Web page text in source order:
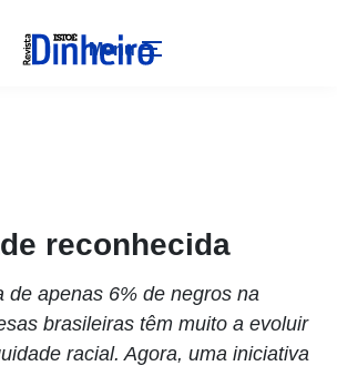
Menu
reconhecida
de apenas 6% de negros na
brasileiras têm muito a evoluir
racial. Agora, uma iniciativa